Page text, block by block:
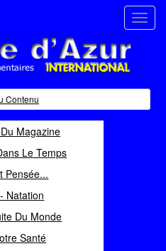
Contenu
Magazine
Le Temps
Pensée...
Natation
Du Monde
Santé